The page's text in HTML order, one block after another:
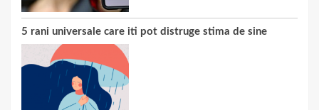
5 rani universale care iti pot distruge stima de sine